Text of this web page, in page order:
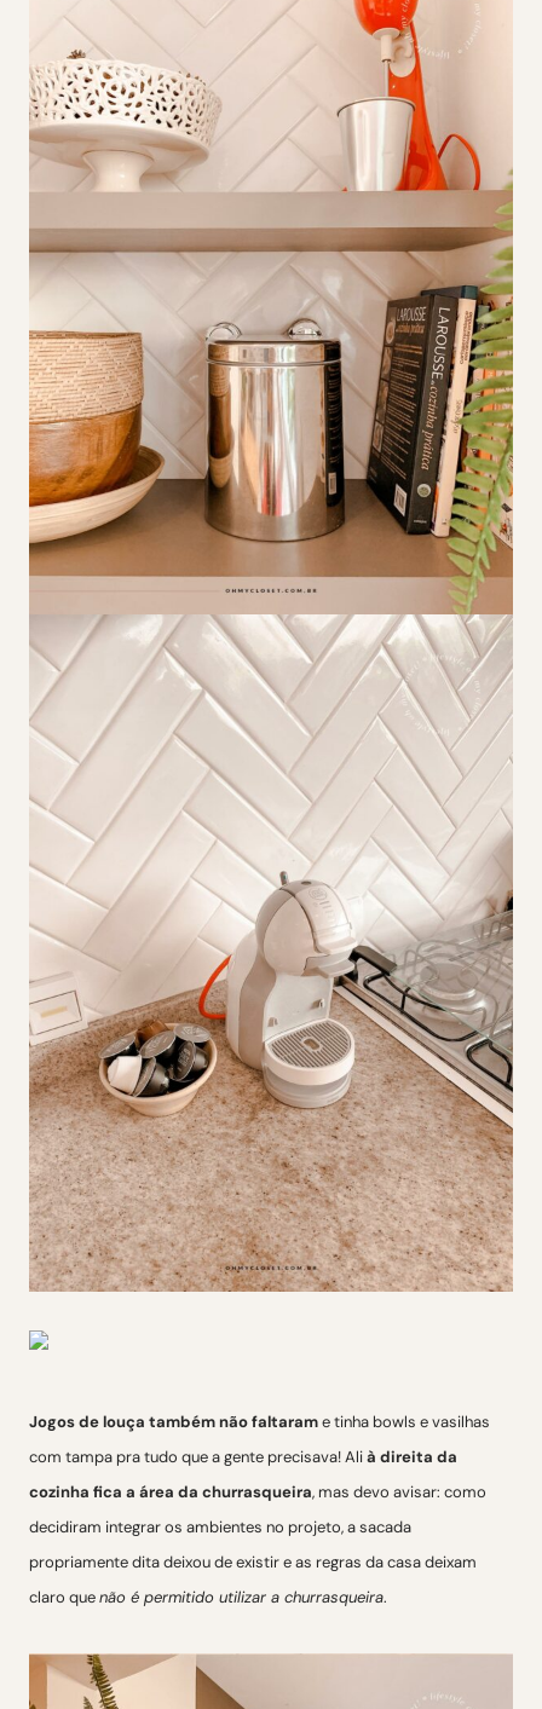
Jogos de louça também não faltarame tinha bowls e vasilhas
com tampa pra tudo que a gente precisava! Alià direita da
cozinha fica a área da churrasqueira, mas devo avisar: como
decidiram integrar os ambientes no projeto, a sacada
propriamente dita deixou de existir e as regras da casa deixam
claro quenão é permitido utilizar a churrasqueira.